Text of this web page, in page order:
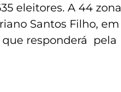
eleitores. A 44 zona
Santos Filho, em
responderá pela